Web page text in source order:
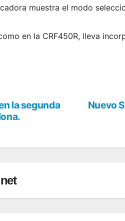
muestra el modo
en la CRF450R, lleva
Nuevo
la segunda